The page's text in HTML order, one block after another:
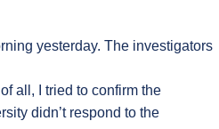
yesterday. The investigators
all, I tried to confirm the
didn’t respond to the